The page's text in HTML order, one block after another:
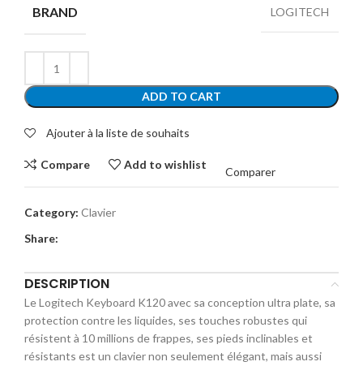
BRAND LOGITECH
ADD TO CART
Ajouter à la liste de souhaits
Compare Add to wishlist
Comparer
Category: Clavier
Share:
DESCRIPTION
Le Logitech Keyboard K120 avec sa conception ultra plate, sa
protection contre les liquides, ses touches robustes qui
résistent à 10 millions de frappes, ses pieds inclinables et
résistants est un clavier non seulement élégant, mais aussi